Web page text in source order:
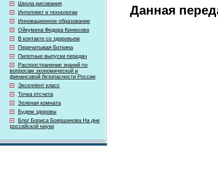
Школа рисования
Интеллект и технологии
Инновационное образование
Ойкумена Федора Конюхова
В контакте со здоровьем
Перечитывая Боткина
Пилотные выпуски передач
Распространение знаний по
вопросам экономической и
финансовой безопасности России
Экселлент класс
Точка отсчета
Зеленая комната
Будем здоровы
Блог Бориса Бояршинова На дне
российской науки
Данная